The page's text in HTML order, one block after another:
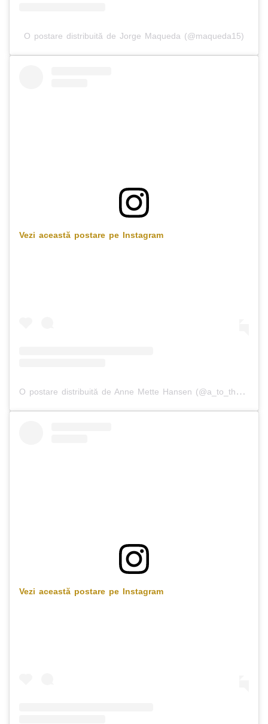
O postare distribuită de Jorge Maqueda (@maqueda15)
Vezi această postare pe Instagram
O postare distribuită de Anne Mette Hansen (@a_to_the_m)
Vezi această postare pe Instagram